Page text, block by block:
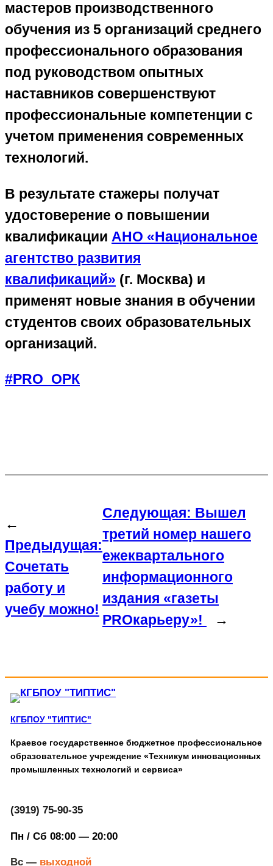
мастеров производственного
обучения из 5 организаций среднего
профессионального образования
под руководством опытных
наставников совершенствуют
профессиональные компетенции с
учетом применения современных
технологий.
В результате стажеры получат
удостоверение о повышении
квалификации АНО «Национальное
агентство развития
квалификаций» (г. Москва) и
применят новые знания в обучении
студентов своих образовательных
организаций.
#PRO_ОРК
←
Предыдущая:
Сочетать
работу и
учебу можно!
Следующая: Вышел
третий номер нашего
ежеквартального
информационного
издания «газеты
PROкарьеру»!
→
КГБПОУ "ТИПТИС"
Краевое государственное бюджетное профессиональное
образовательное учреждение «Техникум инновационных
промышленных технологий и сервиса»
(3919) 75-90-35
Пн / Сб 08:00 — 20:00
Вс —выходной